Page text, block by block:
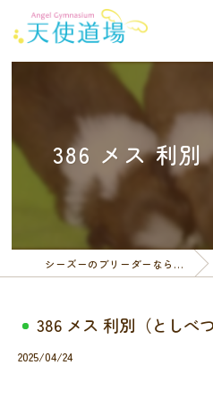
386 メス 利別
シーズーのブリーダーなら天使道場
386 メス 利別（としべつ
2025/04/24